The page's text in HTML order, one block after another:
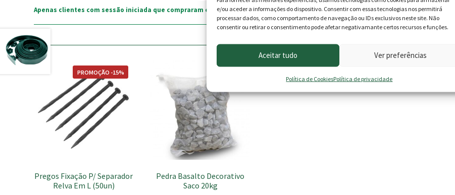
e/ou aceder a informações do dispositivo. Consentir com essas tecnologias nos permitirá
processar dados, como comportamento de navegação ou IDs exclusivos neste site. Não
consentir ou retirar o consentimento pode afetar negativamante certos recursos e funções.
Aceitar tudo Ver preferências
Política de CookiesPolítica de privacidade
Apenas clientes com sessão iniciada que compraram este produto podem deixar opinião.
Pregos Fixação P/ Separador
Relva Em L (50un)
PROMOÇÃO -15%
Pedra Basalto Decorativo
Saco 20kg
product
multiple
variants.
on